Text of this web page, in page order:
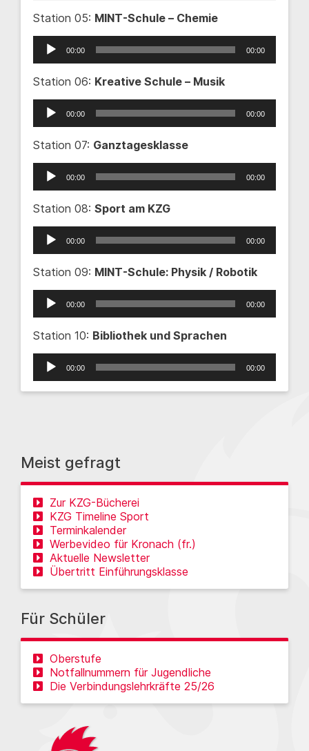
Station 05: MINT-Schule – Chemie
Audio-
Player
00:00 00:00
Station 06: Kreative Schule – Musik
Audio-
Player
00:00 00:00
Station 07: Ganztagesklasse
Audio-
Player
00:00 00:00
Station 08: Sport am KZG
Audio-
Player
00:00 00:00
Station 09: MINT-Schule: Physik / Robotik
Audio-
Player
00:00 00:00
Station 10: Bibliothek und Sprachen
Audio-
Player
00:00 00:00
Meist gefragt
Zur KZG-Bücherei
KZG Timeline Sport
Terminkalender
Werbevideo für Kronach (fr.)
Aktuelle Newsletter
Übertritt Einführungsklasse
Für Schüler
Oberstufe
Notfallnummern für Jugendliche
Die Verbindungslehrkräfte 25/26